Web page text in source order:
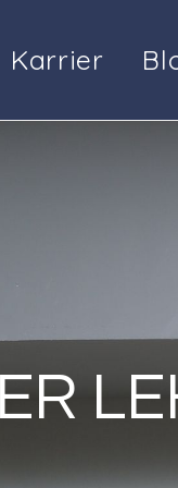
Karrier